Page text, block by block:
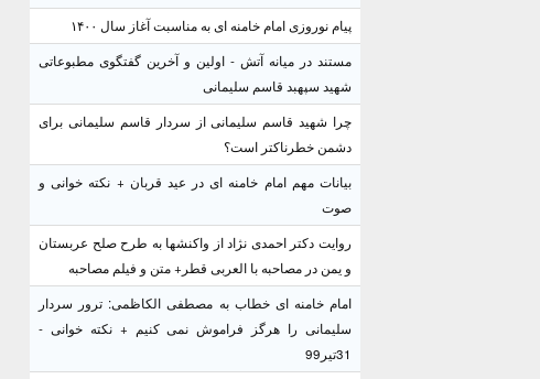
پیام نوروزی امام خامنه ای به مناسبت آغاز سال ۱۴۰۰
مستند در میانه آتش - اولین و آخرین گفتگوی مطبوعاتی
شهید سپهبد قاسم سلیمانی
چرا شهید قاسم سلیمانی از سردار قاسم سلیمانی برای
دشمن خطرناکتر است؟
بیانات مهم امام خامنه ای در عید قربان + نکته خوانی و
صوت
روایت دکتر احمدی نژاد از واکنشها به طرح صلح عربستان
و یمن در مصاحبه با العربی قطر+ متن و فیلم مصاحبه
امام خامنه ای خطاب به مصطفی الکاظمی: ترور سردار
سلیمانی را هرگز فراموش نمی کنیم + نکته خوانی -
31تیر99